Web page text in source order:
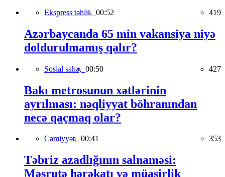
Ekspress təhlil, 00:52 419
Azərbaycanda 65 min vakansiya niyə
doldurulmamış qalır?
Sosial sahə, 00:50 427
Bakı metrosunun xətlərinin
ayrılması: nəqliyyat böhranından
necə qaçmaq olar?
Cəmiyyət, 00:41 353
Təbriz azadlığının salnaməsi:
Məşrutə hərəkatı və müasirlik